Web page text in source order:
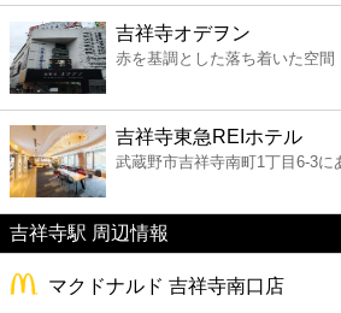
ファミレス
カフェ
ショッピング
銀行
吉祥寺オデヲン
赤を基調とした落ち着いた空間
吉祥寺東急REIホテル
武蔵野市吉祥寺南町1丁目6-3に
吉祥寺駅 周辺情報
マクドナルド 吉祥寺南口店